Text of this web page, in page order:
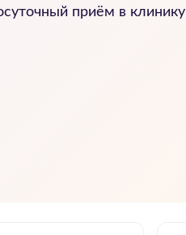
приём в клинику